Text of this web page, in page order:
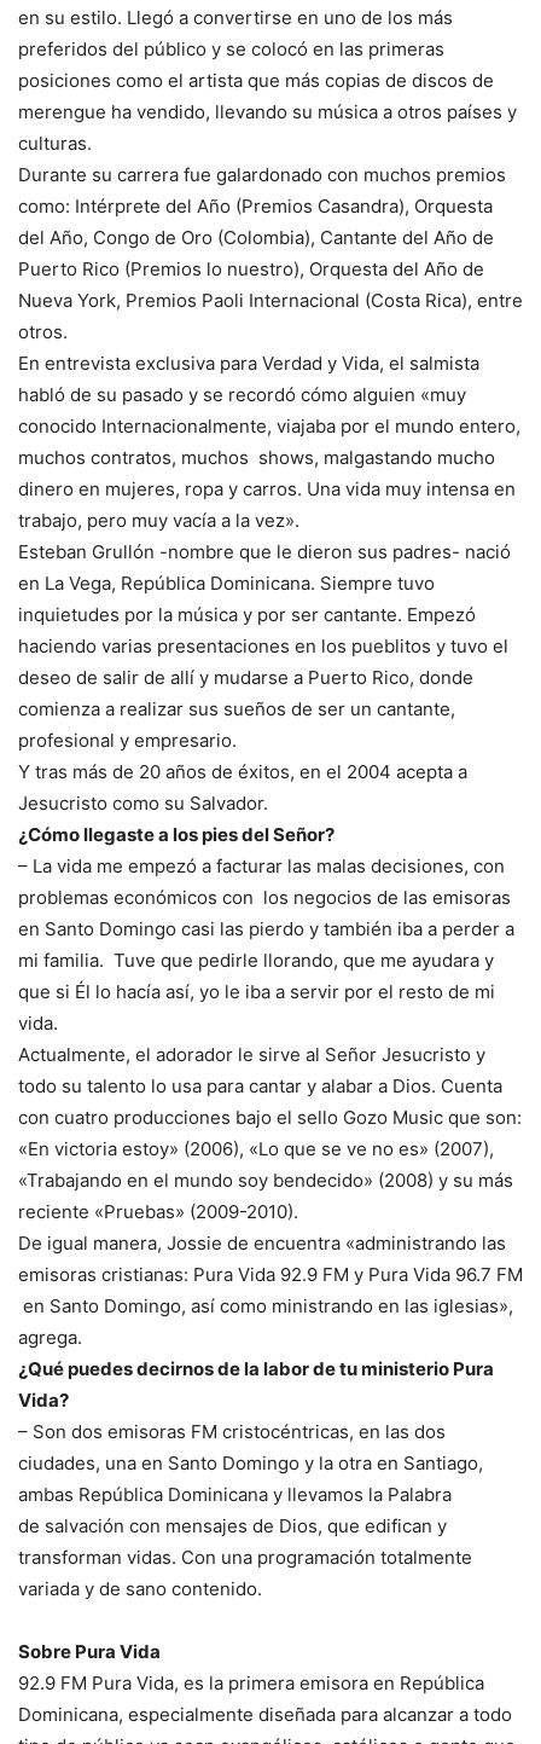
en su estilo. Llegó a convertirse en uno de los más
preferidos del público y se colocó en las primeras
posiciones como el artista que más copias de discos de
merengue ha vendido, llevando su música a otros países y
culturas.
Durante su carrera fue galardonado con muchos premios
como: Intérprete del Año (Premios Casandra), Orquesta
del Año, Congo de Oro (Colombia), Cantante del Año de
Puerto Rico (Premios lo nuestro), Orquesta del Año de
Nueva York, Premios Paoli Internacional (Costa Rica), entre
otros.
En entrevista exclusiva para Verdad y Vida, el salmista
habló de su pasado y se recordó cómo alguien «muy
conocido Internacionalmente, viajaba por el mundo entero,
muchos contratos, muchos shows, malgastando mucho
dinero en mujeres, ropa y carros. Una vida muy intensa en
trabajo, pero muy vacía a la vez».
Esteban Grullón -nombre que le dieron sus padres- nació
en La Vega, República Dominicana. Siempre tuvo
inquietudes por la música y por ser cantante. Empezó
haciendo varias presentaciones en los pueblitos y tuvo el
deseo de salir de allí y mudarse a Puerto Rico, donde
comienza a realizar sus sueños de ser un cantante,
profesional y empresario.
Y tras más de 20 años de éxitos, en el 2004 acepta a
Jesucristo como su Salvador.
¿Cómo llegaste a los pies del Señor?
– La vida me empezó a facturar las malas decisiones, con
problemas económicos con los negocios de las emisoras
en Santo Domingo casi las pierdo y también iba a perder a
mi familia. Tuve que pedirle llorando, que me ayudara y
que si Él lo hacía así, yo le iba a servir por el resto de mi
vida.
Actualmente, el adorador le sirve al Señor Jesucristo y
todo su talento lo usa para cantar y alabar a Dios. Cuenta
con cuatro producciones bajo el sello Gozo Music que son:
«En victoria estoy» (2006), «Lo que se ve no es» (2007),
«Trabajando en el mundo soy bendecido» (2008) y su más
reciente «Pruebas» (2009-2010).
De igual manera, Jossie de encuentra «administrando las
emisoras cristianas: Pura Vida 92.9 FM y Pura Vida 96.7 FM
en Santo Domingo, así como ministrando en las iglesias»,
agrega.
¿Qué puedes decirnos de la labor de tu ministerio Pura
Vida?
– Son dos emisoras FM cristocéntricas, en las dos
ciudades, una en Santo Domingo y la otra en Santiago,
ambas República Dominicana y llevamos la Palabra
de salvación con mensajes de Dios, que edifican y
transforman vidas. Con una programación totalmente
variada y de sano contenido.
Sobre Pura Vida
92.9 FM Pura Vida, es la primera emisora en República
Dominicana, especialmente diseñada para alcanzar a todo